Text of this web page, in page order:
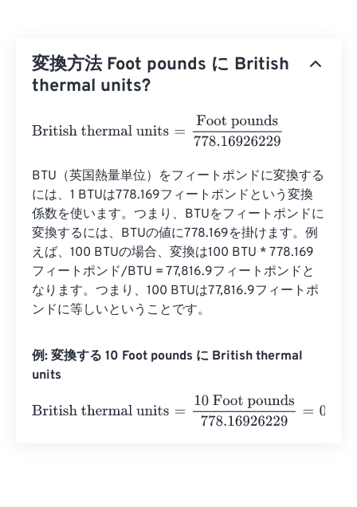
変換方法 Foot pounds に British
thermal units?
British thermal units =Foot pounds 778.16926229
BTU（英国熱量単位）をフィートポンドに変換する
には、1 BTUは778.169フィートポンドという変換
係数を使います。つまり、BTUをフィートポンドに
変換するには、BTUの値に778.169を掛けます。例
えば、100 BTUの場合、変換は100 BTU * 778.169
フィートポンド/BTU = 77,816.9フィートポンドと
なります。つまり、100 BTUは77,816.9フィートポ
ンドに等しいということです。
例: 変換する 10 Foot pounds に British thermal
units
British thermal units
= 10 Foot pounds 778.16926229